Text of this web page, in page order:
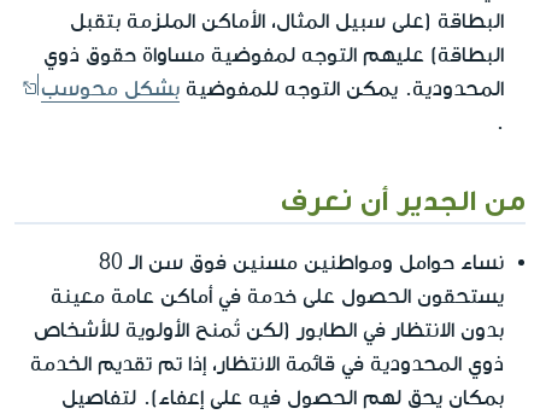
البطاقة (على سبيل المثال، الأماكن الملزمة بتقبل
البطاقة) عليهم التوجه لمفوضية مساواة حقوق ذوي
المحدودية. يمكن التوجه للمفوضية بشكل محوسب
.
من الجدير أن نعرف
نساء حوامل ومواطنين مسنين فوق سن الـ 80
يستحقون الحصول على خدمة في أماكن عامة معينة
بدون الانتظار في الطابور (لكن تُمنح الأولوية للأشخاص
ذوي المحدودية في قائمة الانتظار، إذا تم تقديم الخدمة
بمكان يحق لهم الحصول فيه على إعفاء). لتفاصيل